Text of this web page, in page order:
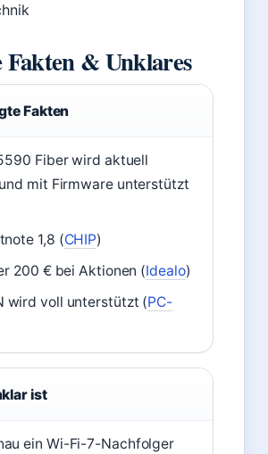
Fakten & Unklares
Fakten
Fiber wird aktuell
mit Firmware unterstützt
1,8 (CHIP)
200 € bei Aktionen (Idealo)
wird voll unterstützt (PC-
ist
ein Wi-Fi-7-Nachfolger